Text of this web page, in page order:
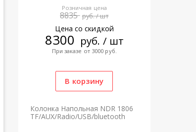
Розничная цена
8835 руб. / шт
Цена со скидкой
8300 руб. / шт
При заказе от 3000 руб.
Колонка Напольная NDR 1806
TF/AUX/Radio/USB/bluetooth